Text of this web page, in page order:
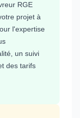
RGE
projet à
l'expertise
un suivi
des tarifs